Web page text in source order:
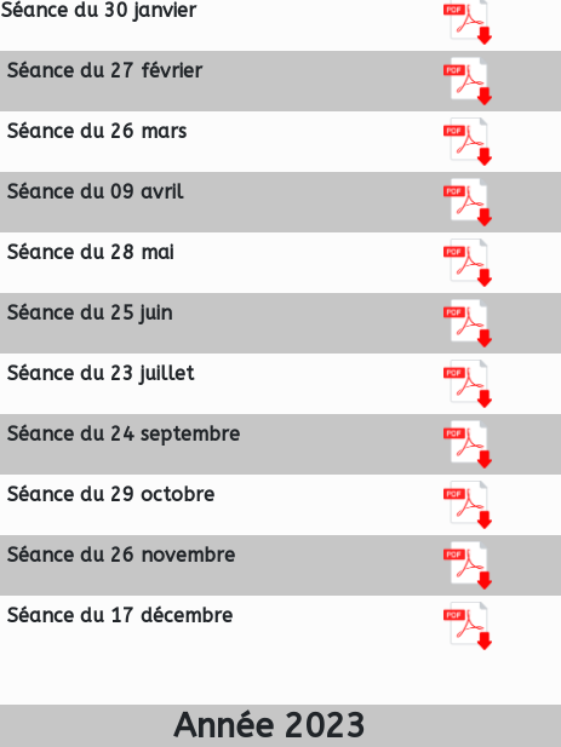
Séance du 30 janvier
Séance du 27 février
Séance du 26 mars
Séance du 09 avril
Séance du 28 mai
Séance du 25 juin
Séance du 23 juillet
Séance du 24 septembre
Séance du 29 octobre
Séance du 26 novembre
Séance du 17 décembre
Année 2023